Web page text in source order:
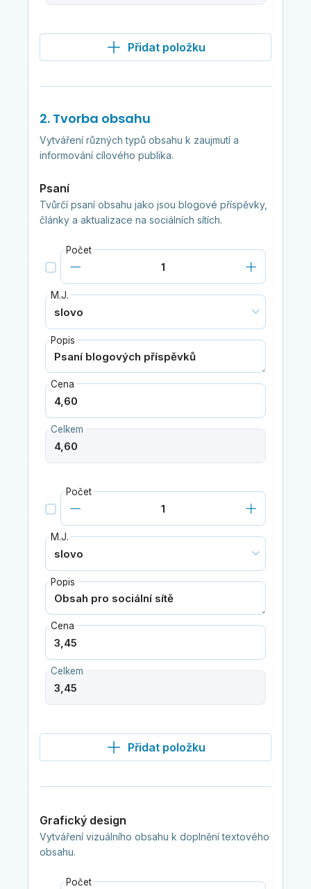
Přidat položku
2. Tvorba obsahu
Vytváření různých typů obsahu k zaujmutí a
informování cílového publika.
Psaní
Tvůrčí psaní obsahu jako jsou blogové příspěvky,
články a aktualizace na sociálních sítích.
Počet
M.J.
Popis
Cena
Celkem
Počet
M.J.
Popis
Cena
Celkem
Přidat položku
Grafický design
Vytváření vizuálního obsahu k doplnění textového
obsahu.
Počet